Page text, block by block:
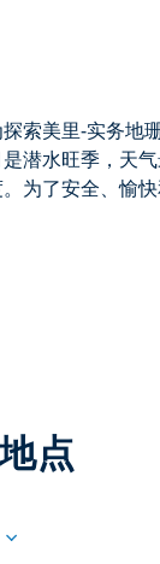
索美里-实务地
潜水旺季 ，天
为了安全、愉
点